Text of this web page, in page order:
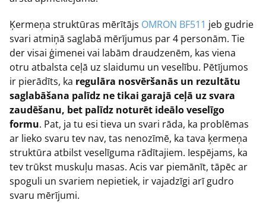
Ķermeņa struktūras mērītājs OMRON BF511 jeb gudrie
svari atmiņā saglabā mērījumus par 4 personām. Tie
der visai ģimenei vai labām draudzenēm, kas viena
otru atbalsta ceļā uz slaidumu un veselību. Pētījumos
ir pierādīts, ka regulāra nosvēršanās un rezultātu
saglabāšana palīdz ne tikai garajā ceļā uz svara
zaudēšanu, bet palīdz noturēt ideālo veselīgo
formu. Pat, ja tu esi tieva un svari rāda, ka problēmas
ar lieko svaru tev nav, tas nenozīmē, ka tava ķermeņa
struktūra atbilst veselīguma rādītajiem. Iespējams, ka
tev trūkst muskuļu masas. Acis var piemānīt, tāpēc ar
spoguli un svariem nepietiek, ir vajadzīgi arī gudro
svaru mērījumi.